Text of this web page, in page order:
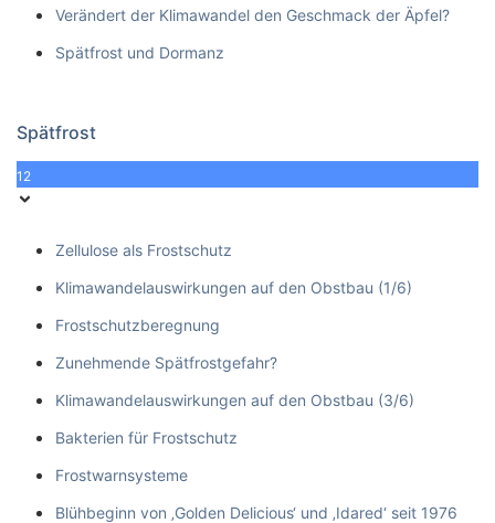
Verändert der Klimawandel den Geschmack der Äpfel?
Spätfrost und Dormanz
Spätfrost
12
Zellulose als Frostschutz
Klimawandelauswirkungen auf den Obstbau (1/6)
Frostschutzberegnung
Zunehmende Spätfrostgefahr?
Klimawandelauswirkungen auf den Obstbau (3/6)
Bakterien für Frostschutz
Frostwarnsysteme
Blühbeginn von ‚Golden Delicious‘ und ‚Idared‘ seit 1976